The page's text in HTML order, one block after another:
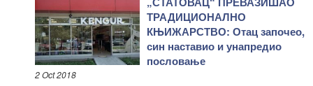
ТРАДИЦИОНАЛНО
КЊИЖАРСТВО: Отац започео,
син наставио и унапредио
пословање
2 Oct 2018